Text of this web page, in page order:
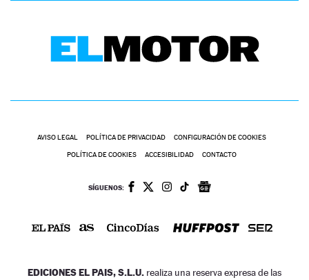
AVISO LEGAL POLÍTICA DE PRIVACIDAD CONFIGURACIÓN DE COOKIES
POLÍTICA DE COOKIES ACCESIBILIDAD CONTACTO
SÍGUENOS:
EDICIONES EL PAIS, S.L.U. realiza una reserva expresa de las